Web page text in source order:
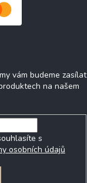
vám budeme zasílat
na našem
s
osobních údajů